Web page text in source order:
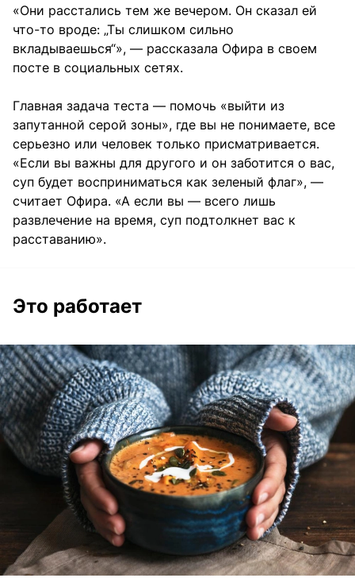
«Они расстались тем же вечером. Он сказал ей
что-то вроде: „Ты слишком сильно
вкладываешься“», — рассказала Офира в своем
посте в социальных сетях.
Главная задача теста — помочь «выйти из
запутанной серой зоны», где вы не понимаете, все
серьезно или человек только присматривается.
«Если вы важны для другого и он заботится о вас,
суп будет восприниматься как зеленый флаг», —
считает Офира. «А если вы — всего лишь
развлечение на время, суп подтолкнет вас к
расставанию».
Это работает